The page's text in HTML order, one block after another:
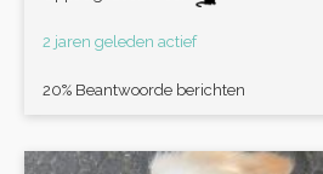
2 jaren geleden actief
20% Beantwoorde berichten